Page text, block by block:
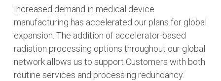
Increased demand in medical device
manufacturing has accelerated our plans for global
expansion. The addition of accelerator-based
radiation processing options throughout our global
network allows us to support Customers with both
routine services and processing redundancy.